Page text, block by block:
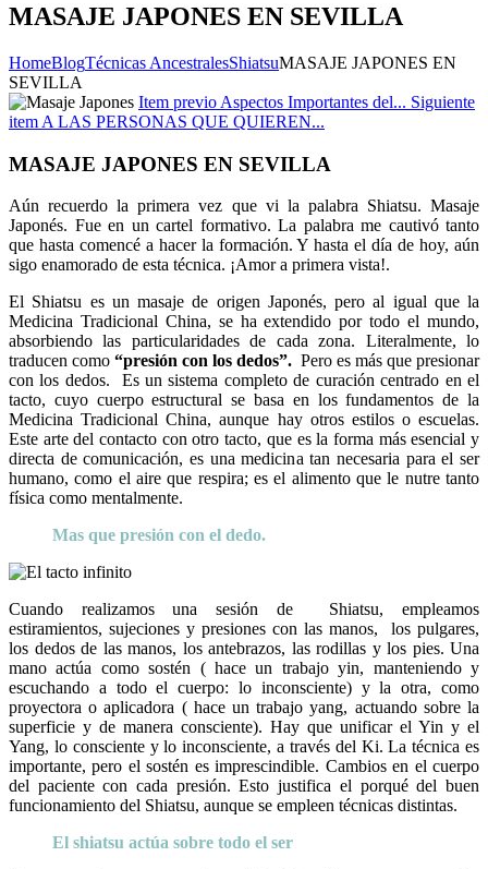
MASAJE JAPONES EN SEVILLA
HomeBlogTécnicas AncestralesShiatsuMASAJE JAPONES EN
SEVILLA
Item previo Aspectos Importantes del... Siguiente
item A LAS PERSONAS QUE QUIEREN...
MASAJE JAPONES EN SEVILLA
Aún recuerdo la primera vez que vi la palabra Shiatsu. Masaje
Japonés. Fue en un cartel formativo. La palabra me cautivó tanto
que hasta comencé a hacer la formación. Y hasta el día de hoy, aún
sigo enamorado de esta técnica. ¡Amor a primera vista!.
El Shiatsu es un masaje de origen Japonés, pero al igual que la
Medicina Tradicional China, se ha extendido por todo el mundo,
absorbiendo las particularidades de cada zona. Literalmente, lo
traducen como “presión con los dedos”. Pero es más que presionar
con los dedos. Es un sistema completo de curación centrado en el
tacto, cuyo cuerpo estructural se basa en los fundamentos de la
Medicina Tradicional China, aunque hay otros estilos o escuelas.
Este arte del contacto con otro tacto, que es la forma más esencial y
directa de comunicación, es una medicina tan necesaria para el ser
humano, como el aire que respira; es el alimento que le nutre tanto
física como mentalmente.
Mas que presión con el dedo.
Cuando realizamos una sesión de Shiatsu, empleamos
estiramientos, sujeciones y presiones con las manos, los pulgares,
los dedos de las manos, los antebrazos, las rodillas y los pies. Una
mano actúa como sostén ( hace un trabajo yin, manteniendo y
escuchando a todo el cuerpo: lo inconsciente) y la otra, como
proyectora o aplicadora ( hace un trabajo yang, actuando sobre la
superficie y de manera consciente). Hay que unificar el Yin y el
Yang, lo consciente y lo inconsciente, a través del Ki. La técnica es
importante, pero el sostén es imprescindible. Cambios en el cuerpo
del paciente con cada presión. Esto justifica el porqué del buen
funcionamiento del Shiatsu, aunque se empleen técnicas distintas.
El shiatsu actúa sobre todo el ser